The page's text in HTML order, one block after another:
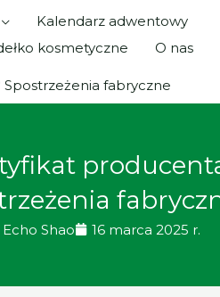
Kalendarz adwentowy
kosmetyczne O nas
fabryczne
Echo Shao 16 marca 2025 r.